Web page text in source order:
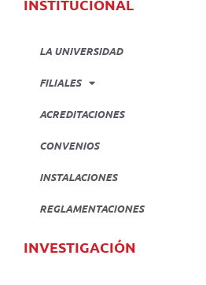
INSTITUCIONAL
LA UNIVERSIDAD
FILIALES
ACREDITACIONES
CONVENIOS
INSTALACIONES
REGLAMENTACIONES
INVESTIGACIÓN